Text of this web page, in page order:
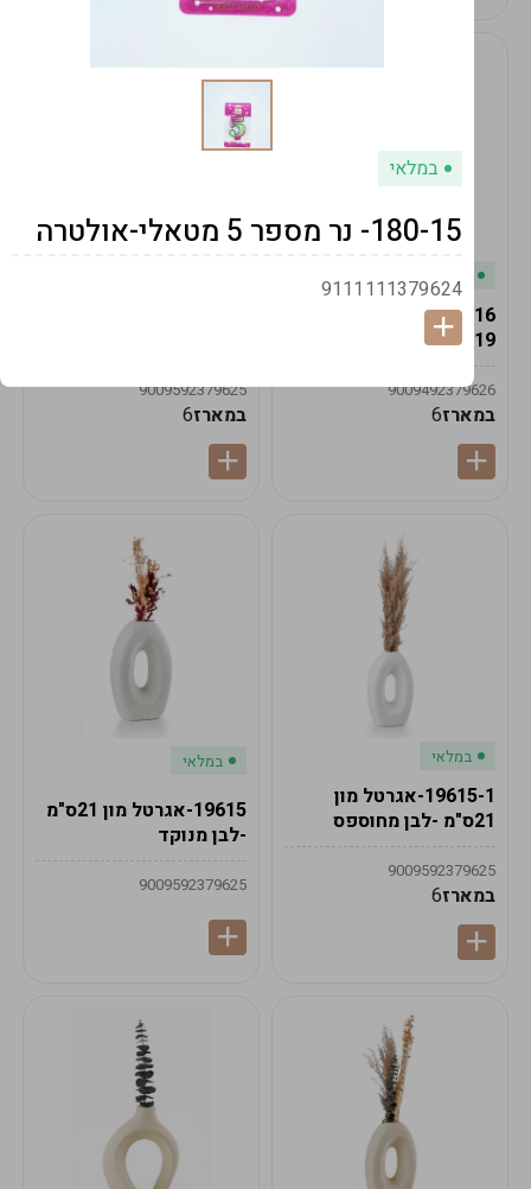
19616-אגרטל הרמס
19ס"מ -קרם
9009492379626
במארז6
9009592379625
במארז6
במלאי
19615-1-אגרטל מון
21ס"מ -לבן מחוספס
9009592379625
במארז6
במלאי
19615-אגרטל מון 21ס"מ
-לבן מנוקד
9009592379625
במלאי
180-15- נר מספר 5 מטאלי-אולטרה
9111111379624